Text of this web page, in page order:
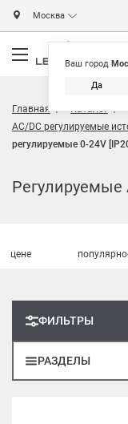
Москва
Ваш город
Да
Главная Каталог
AC/DC регулируемые
регулируемые 0-24V
Регулируемые
РАЗДЕЛЫ
ФИЛЬТРЫ
цене